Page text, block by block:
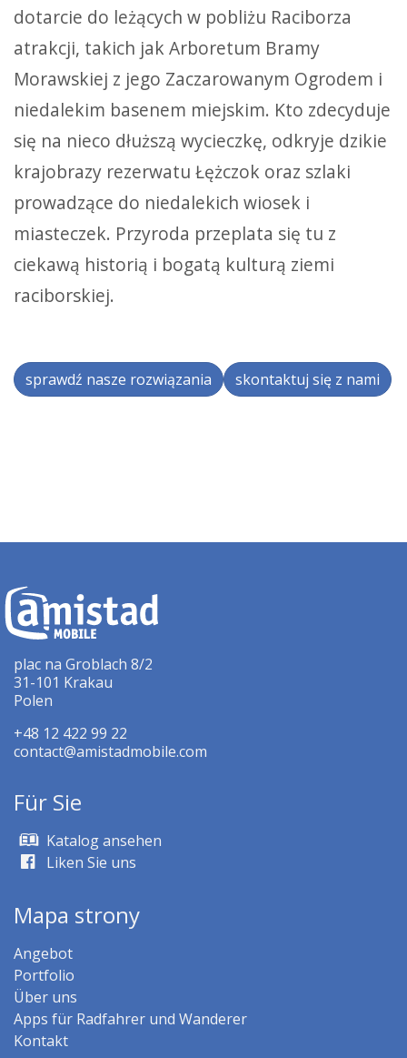
dotarcie do leżących w pobliżu Raciborza
atrakcji, takich jak Arboretum Bramy
Morawskiej z jego Zaczarowanym Ogrodem i
niedalekim basenem miejskim. Kto zdecyduje
się na nieco dłuższą wycieczkę, odkryje dzikie
krajobrazy rezerwatu Łężczok oraz szlaki
prowadzące do niedalekich wiosek i
miasteczek. Przyroda przeplata się tu z
ciekawą historią i bogatą kulturą ziemi
raciborskiej.
sprawdź nasze rozwiązania skontaktuj się z nami
plac na Groblach 8/2
31-101 Krakau
Polen
+48 12 422 99 22
contact@amistadmobile.com
Für Sie
Katalog ansehen
Liken Sie uns
Mapa strony
Angebot
Portfolio
Über uns
Apps für Radfahrer und Wanderer
Kontakt